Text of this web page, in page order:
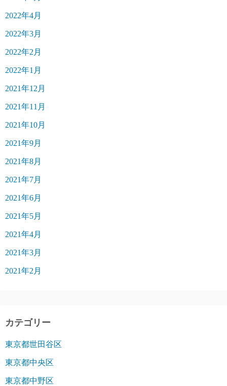
2022年4月
2022年3月
2022年2月
2022年1月
2021年12月
2021年11月
2021年10月
2021年9月
2021年8月
2021年7月
2021年6月
2021年5月
2021年4月
2021年3月
2021年2月
カテゴリー
東京都世田谷区
東京都中央区
東京都中野区